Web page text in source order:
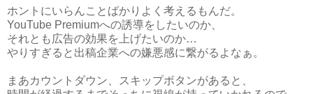
ホントにいらんことばかりよく考えるもんだ。
YouTube Premiumへの誘導をしたいのか、
それとも広告の効果を上げたいのか…
やりすぎると出稿企業への嫌悪感に繋がるよなぁ。
まあカウントダウン、スキップボタンがあると、